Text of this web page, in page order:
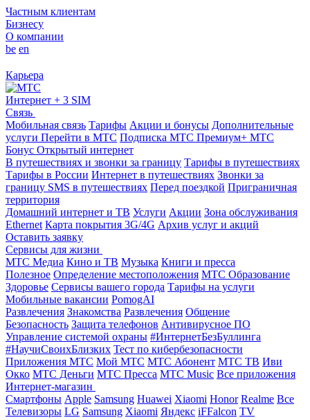
Частным клиентам
Бизнесу
О компании
be en
Карьера
Интернет + 3 SIM
Связь
Мобильная связь Тарифы Акции и бонусы Дополнительные
услуги Перейти в МТС Подписка МТС Премиум+ МТС
Бонус Открытый интернет
В путешествиях и звонки за границу Тарифы в путешествиях
Тарифы в России Интернет в путешествиях Звонки за
границу SMS в путешествиях Перед поездкой Приграничная
территория
Домашний интернет и ТВ Услуги Акции Зона обслуживания
Ethernet Карта покрытия 3G/4G Архив услуг и акций
Оставить заявку
Сервисы для жизни
МТС Медиа Кино и ТВ Музыка Книги и пресса
Полезное Определение местоположения МТС Образование
Здоровье Сервисы вашего города Тарифы на услуги
Мобильные вакансии PomogAI
Развлечения Знакомства Развлечения Общение
Безопасность Защита телефонов Антивирусное ПО
Управление системой охраны #ИнтернетБезБуллинга
#НаучиСвоихБлизких Тест по кибербезопасности
Приложения МТС Мой МТС МТС Абонент МТС ТВ Иви
Окко МТС Деньги МТС Пресса МТС Music Все приложения
Интернет-магазин
Смартфоны Apple Samsung Huawei Xiaomi Honor Realme Все
Телевизоры LG Samsung Xiaomi Яндекс iFFalcon TV